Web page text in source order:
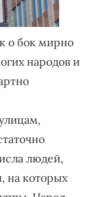
о бок мирно
народов и
людей,
на которых